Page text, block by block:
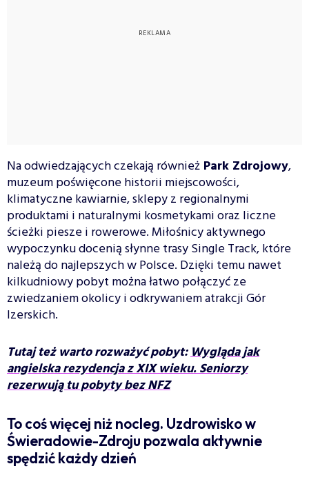
Na odwiedzających czekają również Park Zdrojowy,
muzeum poświęcone historii miejscowości,
klimatyczne kawiarnie, sklepy z regionalnymi
produktami i naturalnymi kosmetykami oraz liczne
ścieżki piesze i rowerowe. Miłośnicy aktywnego
wypoczynku docenią słynne trasy Single Track, które
należą do najlepszych w Polsce. Dzięki temu nawet
kilkudniowy pobyt można łatwo połączyć ze
zwiedzaniem okolicy i odkrywaniem atrakcji Gór
Izerskich.
Tutaj też warto rozważyć pobyt:Wygląda jak
angielska rezydencja z XIX wieku. Seniorzy
rezerwują tu pobyty bez NFZ
To coś więcej niż nocleg. Uzdrowisko w
Świeradowie-Zdroju pozwala aktywnie
spędzić każdy dzień